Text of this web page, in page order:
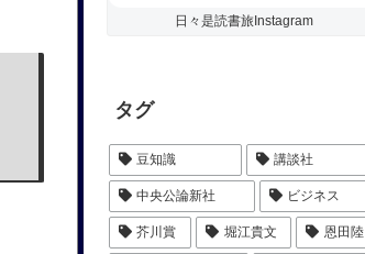
日々是読書旅Instagram
タグ
豆知識 講談社
中央公論新社 ビジネス
芥川賞 堀江貴文 恩田陸